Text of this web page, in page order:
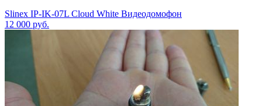
Slinex IP-IK-07L Cloud White Видеодомофон
12 000 руб.